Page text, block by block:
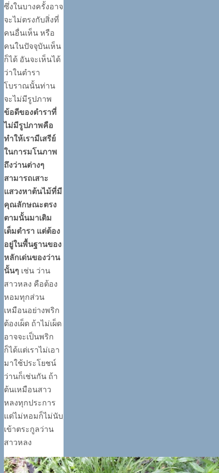
ซึ่งในบางครั้งอาจ
จะไม่ตรงกับสิ่งที่
คนอื่นเห็น หรือ
คนในปัจจุบันเห็น
ก็ได้ อันจะเห็นได้
ว่าในตำรา
โบราณนั้นท่าน
จะไม่มีรูปภาพ
ข้อดีของตำราที่
ไม่มีรูปภาพคือ
ทำให้เรามีเสรีย์
ในการมโนภาพ
ถึงว่านต่างๆ
สามารถเสาะ
แสวงหาต้นไม้ที่มี
คุณลักษณะตรง
ตามนั้นมาเติม
เต็มตำรา แต่ต้อง
อยู่ในพื้นฐานของ
หลักเด่นของว่าน
นั้นๆ เช่น ว่าน
สาวหลง คือต้อง
หอมทุกส่วน
เหมือนอย่างพริก
ต้องเผ็ด ถ้าไม่เผ็ด
อาจจะเป็นพริก
ก็ได้แต่เราไม่เอา
มาใช้ประโยชน์
ว่านก็เช่นกัน ถ้า
ต้นเหมือนสาว
หลงทุกประการ
แต่ไม่หอมก็ไม่นับ
เข้าตระกูลว่าน
สาวหลง